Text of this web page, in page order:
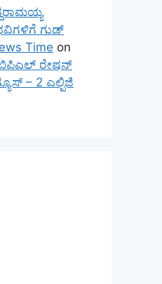
ಗುಡ್
Time on
ಬಿಪಿಎಲ್ ರೇಷನ್
– 2 ಎಲ್ಪಿಜಿ